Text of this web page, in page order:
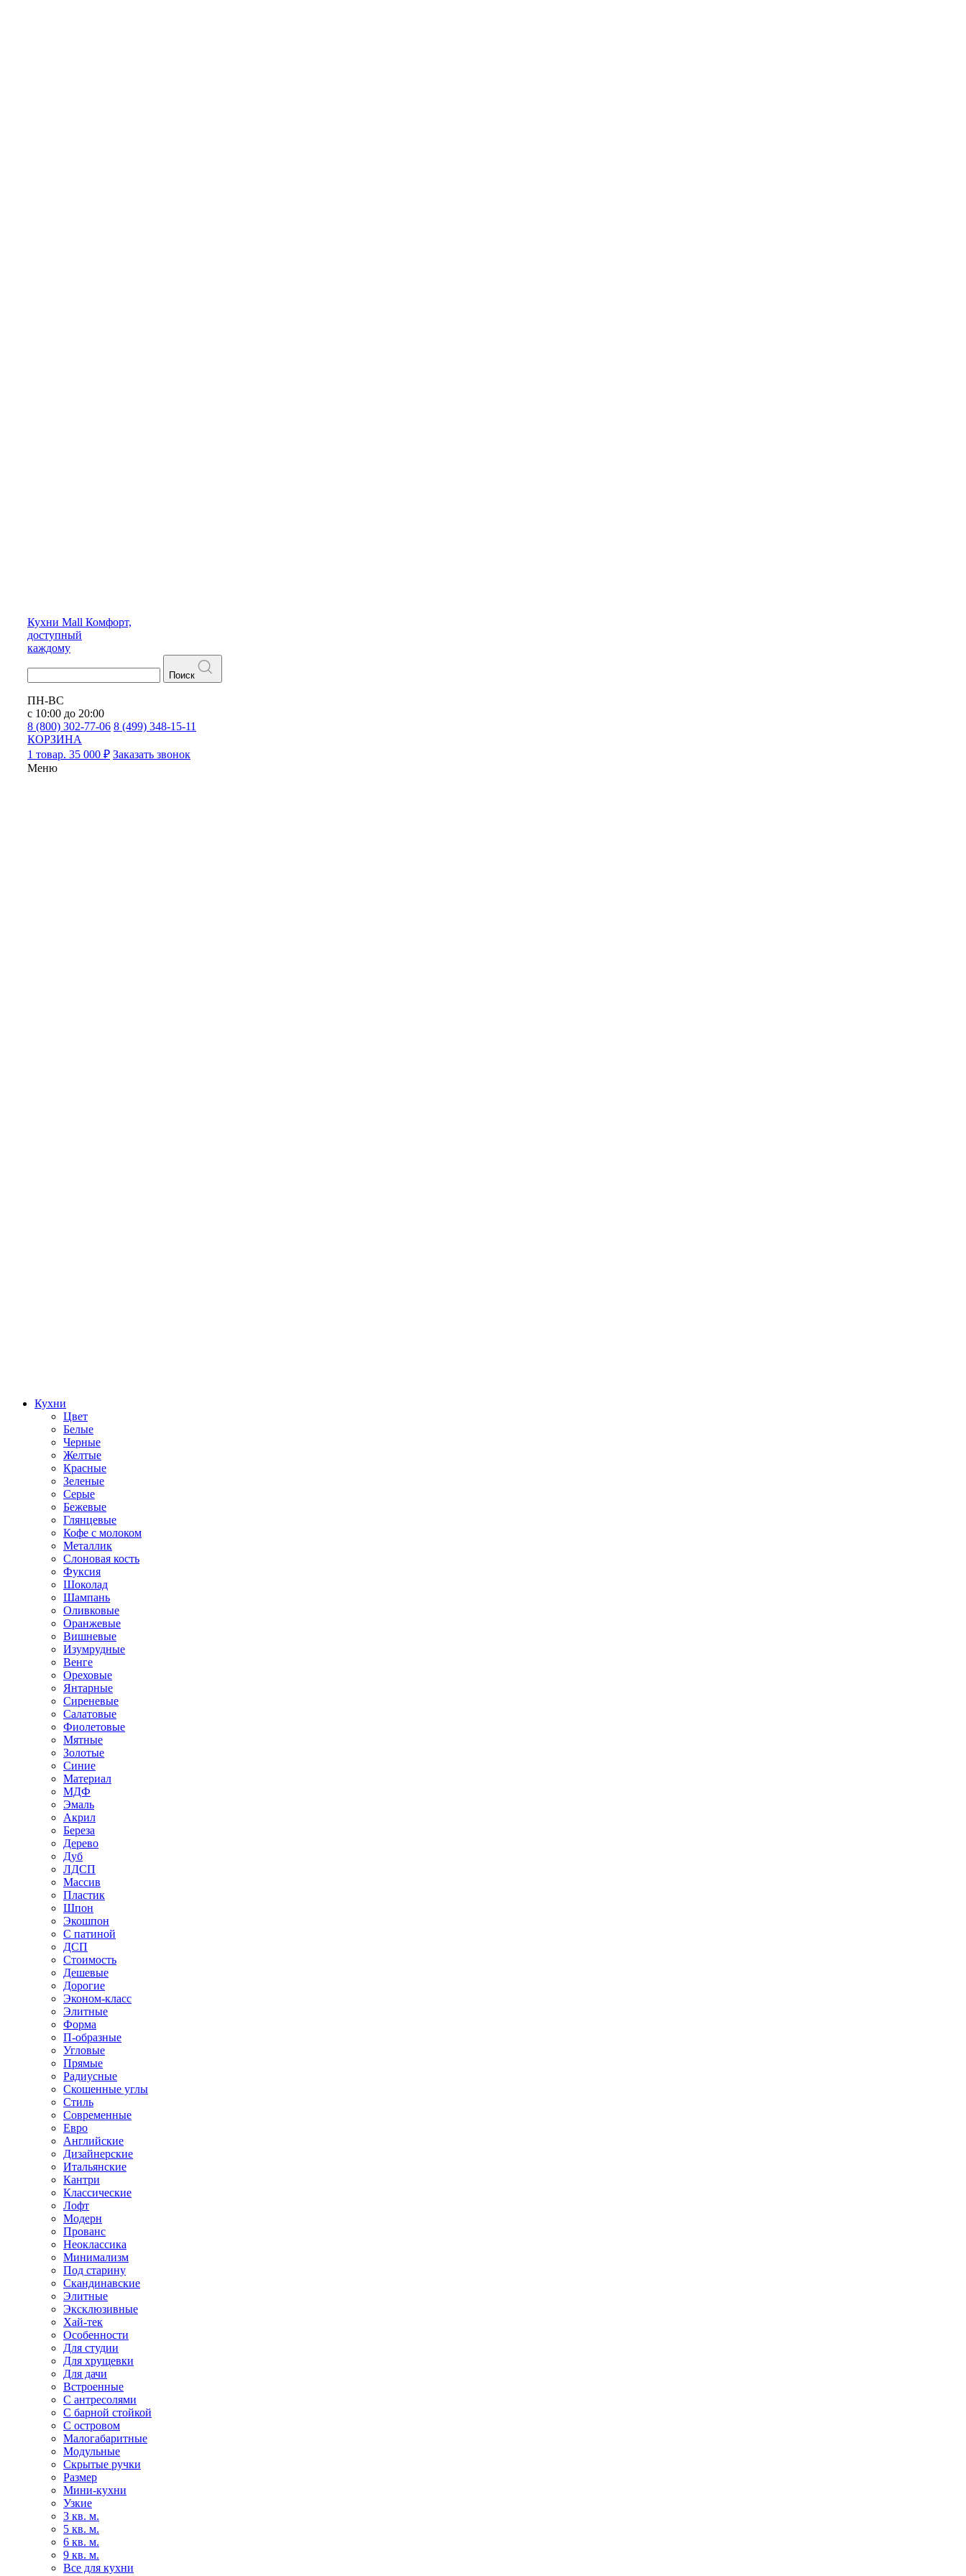
Кухни Mall Комфорт,
доступный
каждому
Поиск
ПН-ВС
с 10:00 до 20:00
8 (800) 302-77-06 8 (499) 348-15-11
КОРЗИНА
1 товар. 35 000 ₽ Заказать звонок
Меню
Кухни
Цвет
Белые
Черные
Желтые
Красные
Зеленые
Серые
Бежевые
Глянцевые
Кофе с молоком
Металлик
Слоновая кость
Фуксия
Шоколад
Шампань
Оливковые
Оранжевые
Вишневые
Изумрудные
Венге
Ореховые
Янтарные
Сиреневые
Салатовые
Фиолетовые
Мятные
Золотые
Синие
Материал
МДФ
Эмаль
Акрил
Береза
Дерево
Дуб
ЛДСП
Массив
Пластик
Шпон
Экошпон
С патиной
ДСП
Стоимость
Дешевые
Дорогие
Эконом-класс
Элитные
Форма
П-образные
Угловые
Прямые
Радиусные
Скошенные углы
Стиль
Современные
Евро
Английские
Дизайнерские
Итальянские
Кантри
Классические
Лофт
Модерн
Прованс
Неоклассика
Минимализм
Под старину
Скандинавские
Элитные
Эксклюзивные
Хай-тек
Особенности
Для студии
Для хрущевки
Для дачи
Встроенные
С антресолями
С барной стойкой
С островом
Малогабаритные
Модульные
Скрытые ручки
Размер
Мини-кухни
Узкие
3 кв. м.
5 кв. м.
6 кв. м.
9 кв. м.
Все для кухни